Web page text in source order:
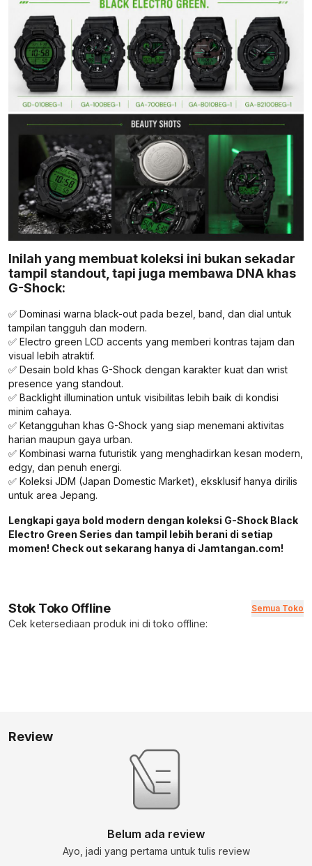
Inilah yang membuat koleksi ini bukan sekadar
tampil standout, tapi juga membawa DNA khas
G-Shock:
✅ Dominasi warna black-out pada bezel, band, dan dial untuk
tampilan tangguh dan modern.
✅ Electro green LCD accents yang memberi kontras tajam dan
visual lebih atraktif.
✅ Desain bold khas G-Shock dengan karakter kuat dan wrist
presence yang standout.
✅ Backlight illumination untuk visibilitas lebih baik di kondisi
minim cahaya.
✅ Ketangguhan khas G-Shock yang siap menemani aktivitas
harian maupun gaya urban.
✅ Kombinasi warna futuristik yang menghadirkan kesan modern,
edgy, dan penuh energi.
✅ Koleksi JDM (Japan Domestic Market), eksklusif hanya dirilis
untuk area Jepang.
Lengkapi gaya bold modern dengan koleksi G-Shock Black
Electro Green Series dan tampil lebih berani di setiap
momen! Check out sekarang hanya di Jamtangan.com!
Stok Toko Offline Semua Toko
Cek ketersediaan produk ini di toko offline:
Review
Belum ada review
Ayo, jadi yang pertama untuk tulis review